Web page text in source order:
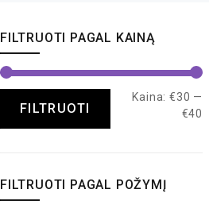
FILTRUOTI PAGAL KAINĄ
FILTRUOTI
Kaina: €30 —
€40
FILTRUOTI PAGAL POŽYMĮ